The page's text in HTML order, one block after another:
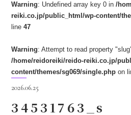
Warning: Undefined array key 0 in/
reiki.co.jp/public_html/wp-content/
line47
Warning: Attempt to read property
/home/reidoreiki/reido-reiki.co.jp/
content/themes/sg069/single.php on
2026.06.25
34531763_s